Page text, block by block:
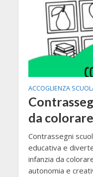
ACCOGLIENZA
da colorare
Contrassegni
educativa e
infanzia da
autonomia e